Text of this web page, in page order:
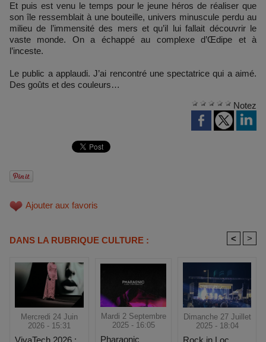
Et puis est venu le temps pour le jeune héros de réaliser que
son île ressemblait à une bouteille, univers minuscule perdu au
milieu de l’immensité des mers et qu’il lui fallait découvrir le
vaste monde. On a échappé au complexe d’Œdipe et à
l’inceste.
Le public a applaudi. J’ai rencontré une spectatrice qui a aimé.
Des goûts et des couleurs…
Notez
Ajouter aux favoris
DANS LA RUBRIQUE CULTURE : < >
Mercredi 24 Juin
2026 - 15:31
Mardi 2 Septembre
2025 - 16:05
Pharaonic
Dimanche 27 Juillet
2025 - 18:04
Rock in Loc